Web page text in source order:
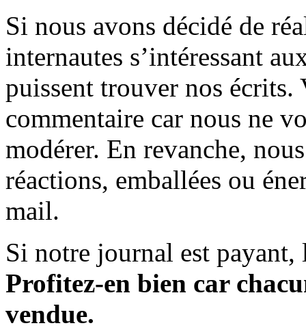
Si nous avons décidé de
internautes s’intéressant
puissent trouver nos écrits.
commentaire car nous ne
modérer. En revanche,
réactions, emballées ou
mail.
Si notre journal est payant,
Profitez-en bien car
vendue.